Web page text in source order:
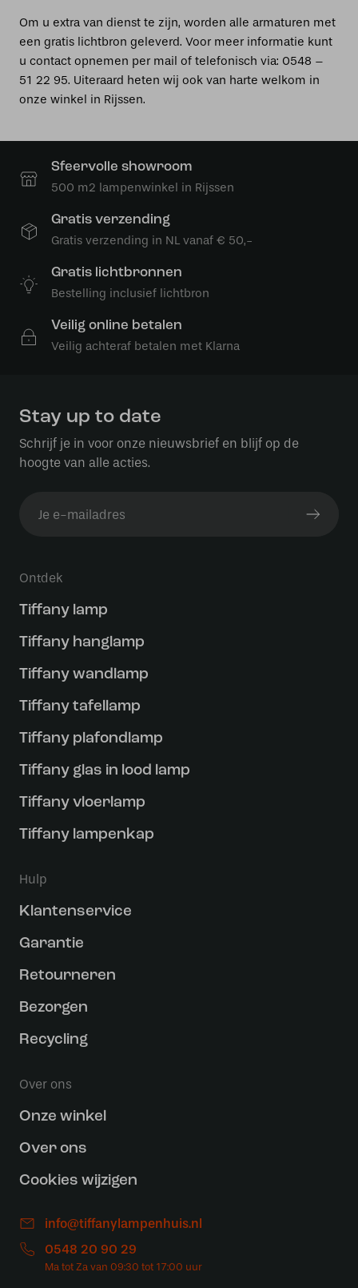
Om u extra van dienst te zijn, worden alle armaturen met
een gratis lichtbron geleverd. Voor meer informatie kunt
u contact opnemen per mail of telefonisch via: 0548 –
51 22 95. Uiteraard heten wij ook van harte welkom in
onze winkel in Rijssen.
Sfeervolle showroom
500 m2 lampenwinkel in Rijssen
Gratis verzending
Gratis verzending in NL vanaf € 50,-
Gratis lichtbronnen
Bestelling inclusief lichtbron
Veilig online betalen
Veilig achteraf betalen met Klarna
Stay up to date
Schrijf je in voor onze nieuwsbrief en blijf op de
hoogte van alle acties.
Ontdek
Tiffany lamp
Tiffany hanglamp
Tiffany wandlamp
Tiffany tafellamp
Tiffany plafondlamp
Tiffany glas in lood lamp
Tiffany vloerlamp
Tiffany lampenkap
Hulp
Klantenservice
Garantie
Retourneren
Bezorgen
Recycling
Over ons
Onze winkel
Over ons
Cookies wijzigen
info@tiffanylampenhuis.nl
0548 20 90 29